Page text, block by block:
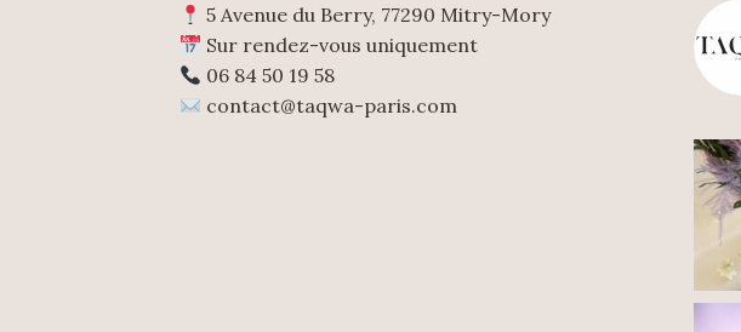
5 Avenue du Berry, 77290 Mitry-Mory
Sur rendez-vous uniquement
06 84 50 19 58
contact@taqwa-paris.com